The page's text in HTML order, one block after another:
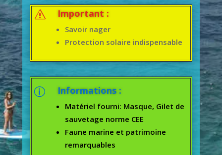
s Important :
Savoir nager
Protection solaire indispensable
p Informations :
Matériel fourni: Masque, Gilet de
sauvetage norme CEE
Faune marine et patrimoine
remarquables